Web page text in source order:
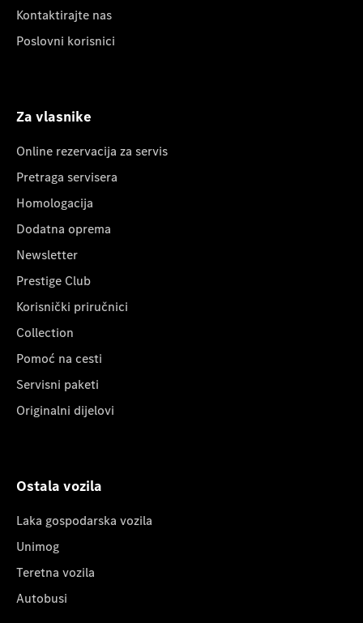
Kontaktirajte nas
Poslovni korisnici
Za vlasnike
Online rezervacija za servis
Pretraga servisera
Homologacija
Dodatna oprema
Newsletter
Prestige Club
Korisnički priručnici
Collection
Pomoć na cesti
Servisni paketi
Originalni dijelovi
Ostala vozila
Laka gospodarska vozila
Unimog
Teretna vozila
Autobusi